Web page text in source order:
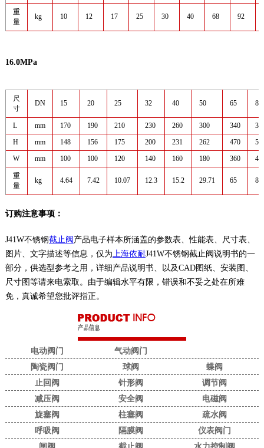
重
量
kg 10 12 17 25 30 40 68 92
16.0MPa
尺
寸
DN 15 20 25 32 40 50 65 80
L mm 170 190 210 230 260 300 340
H
mm 148 156 175 200 231 262 470
W
mm 100 100 120 140 160 180 360
重
量
kg 4.64 7.42 10.07 12.3 15.2 29.71 65 83
订购注意事项：
J41W不锈钢截止阀 产品电子样本所涵盖的参数表、性能表、尺寸表、
图片、文字描述等信息，仅为上海依耐J41W不锈钢截止阀说明书的一
部分，供选型参考之用，详细产品说明书、以及CAD图纸、安装图、
尺寸图等请来电索取。由于编辑水平有限，错误和不妥之处在所难
免，真诚希望您批评指正。
电动阀门
气动阀门
陶瓷阀门
球阀
蝶阀
止回阀
针形阀
调节阀
减压阀
安全阀
电磁阀
旋塞阀
柱塞阀
疏水阀
呼吸阀
隔膜阀
仪表阀门